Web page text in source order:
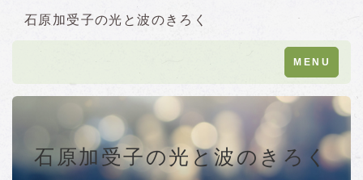
石原加受子の光と波のきろく
Toggle
navigation
MENU
石原加受子の光と波のきろく